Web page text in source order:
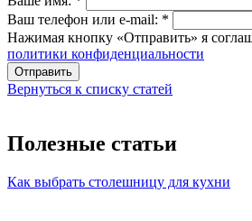
Ваш телефон или e-mail: *
Нажимая кнопку «Отправить» я
политики конфиденциальности
Отправить
Вернуться к списку статей
Полезные статьи
Как выбрать столешницу для кухни